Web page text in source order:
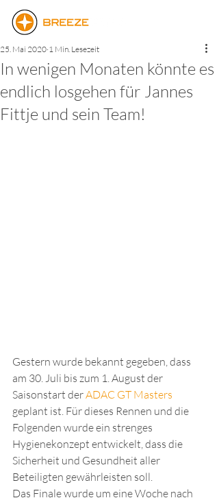
In wenigen Monaten könnte es
endlich losgehen für Jannes
Fittje und sein Team!
25. Mai 2020 1 Min. Lesezeit
Gestern wurde bekannt gegeben, dass
am 30. Juli bis zum 1. August der
Saisonstart der ADAC GT Masters
geplant ist. Für dieses Rennen und die
Folgenden wurde ein strenges
Hygienekonzept entwickelt, dass die
Sicherheit und Gesundheit aller
Beteiligten gewährleisten soll.
Das Finale wurde um eine Woche nach